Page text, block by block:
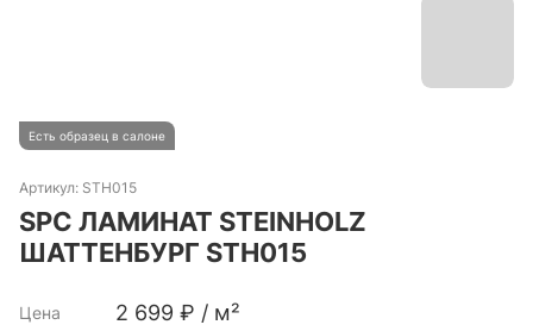
Есть образец в салоне
Артикул: STH015
SPC ЛАМИНАТ STEINHOLZ
ШАТТЕНБУРГ STH015
Цена 2 699 ₽ / м²